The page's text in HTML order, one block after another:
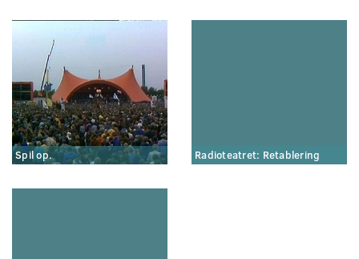
Spil op. Radioteatret: Retablering